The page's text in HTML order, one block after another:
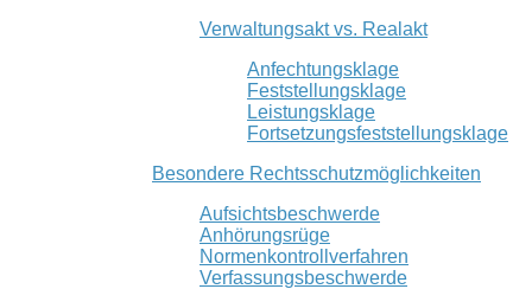
Verwaltungsakt vs. Realakt
Anfechtungsklage
Feststellungsklage
Leistungsklage
Fortsetzungsfeststellungsklage
Besondere Rechtsschutzmöglichkeiten
Aufsichtsbeschwerde
Anhörungsrüge
Normenkontrollverfahren
Verfassungsbeschwerde